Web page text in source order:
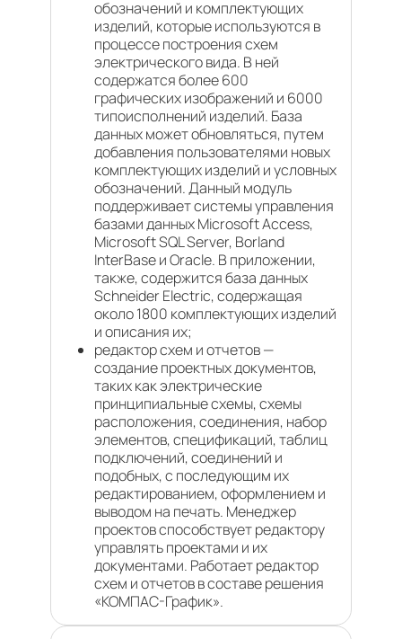
обозначений и комплектующих
изделий, которые используются в
процессе построения схем
электрического вида. В ней
содержатся более 600
графических изображений и 6000
типоисполнений изделий. База
данных может обновляться, путем
добавления пользователями новых
комплектующих изделий и условных
обозначений. Данный модуль
поддерживает системы управления
базами данных Microsoft Access,
Microsoft SQL Server, Borland
InterBase и Oracle. В приложении,
также, содержится база данных
Schneider Electric, содержащая
около 1800 комплектующих изделий
и описания их;
редактор схем и отчетов —
создание проектных документов,
таких как электрические
принципиальные схемы, схемы
расположения, соединения, набор
элементов, спецификаций, таблиц
подключений, соединений и
подобных, с последующим их
редактированием, оформлением и
выводом на печать. Менеджер
проектов способствует редактору
управлять проектами и их
документами. Работает редактор
схем и отчетов в составе решения
«КОМПАС-График».